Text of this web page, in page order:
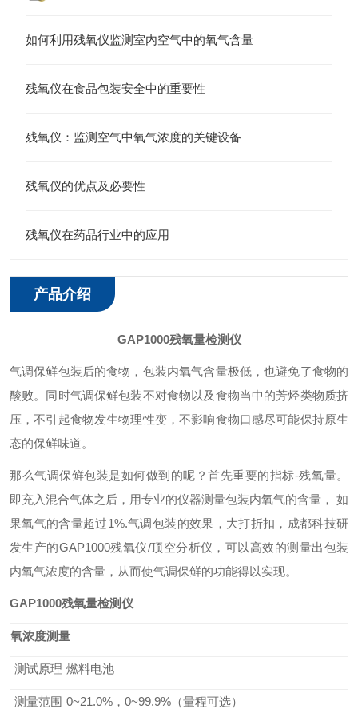
如何利用残氧仪监测室内空气中的氧气含量
残氧仪在食品包装安全中的重要性
残氧仪：监测空气中氧气浓度的关键设备
残氧仪的优点及必要性
残氧仪在药品行业中的应用
产品介绍
GAP1000残氧量检测仪
气调保鲜包装后的食物 ，包装内氧气含量极低，也避免了食物的
酸败。同时气调保鲜包装不对食物以及食物当中的芳烃类物质挤
压，不引起食物发生物理性变，不影响食物口感尽可能保持原生
态的保鲜味道。
那么气调保鲜包装是如何做到的呢？首先重要的指标-残氧量。
即充入混合气体之后，用专业的仪器测量包装内氧气的含量， 如
果氧气的含量超过1%.气调包装的效果，大打折扣， 成都科技研
发生产的GAP1000残氧仪/顶空分析仪 ， 可以高效的测量出包装
内氧气浓度的含量，从而使气调保鲜的功能得以实现。
GAP1000残氧量检测仪
氧浓度测量
测试原理 燃料电池
测量范围 0~21.0%，0~99.9% （量程可选）